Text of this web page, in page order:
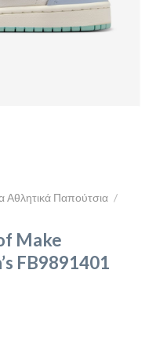
Αθλητικά Παπούτσια /
Make
FB9891401